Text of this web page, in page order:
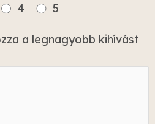
4 5
a legnagyobb kihívást